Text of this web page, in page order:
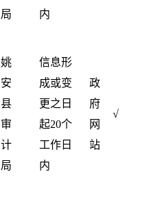
局
内
姚
安
县
审
计
局
信息形
成或变
更之日
起20个
工作日
内
政
府
网
站
√